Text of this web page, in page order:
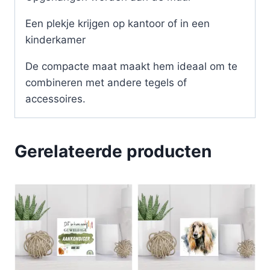
Een plekje krijgen op kantoor of in een
kinderkamer
De compacte maat maakt hem ideaal om te
combineren met andere tegels of
accessoires.
Gerelateerde producten